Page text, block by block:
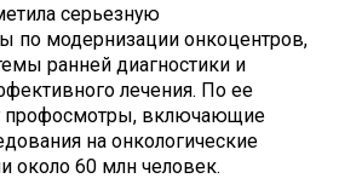
серьезную
по модернизации онкоцентров,
ранней диагностики и
лечения. По ее
профосмотры, включающие
на онкологические
около 60 млн человек.